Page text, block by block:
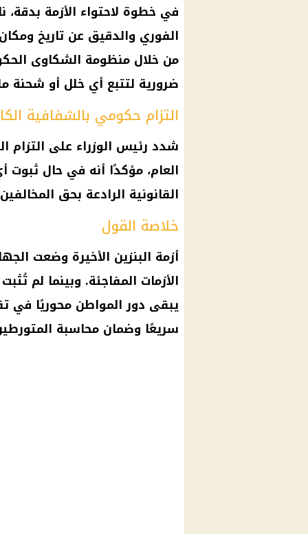
في خطوة لاحتواء الأزمة بدقة،
الفوري والدقيق عن تاريخ
من خلال منظومة الشكاوى
ضرورية لتتبع أي خلل أو شحنة
التزام حكومي بالشفافية
شدد رئيس الوزراء على التزام
العام، مؤكدًا أنه في حال ثبوت
القانونية الرادعة بحق
خلاصة القول
أزمة البنزين الأخيرة وضعت
الأزمات المفاجئة. وبينما لم
يبقى دور المواطن محوريًا في
سريعًا وضمان محاسبة